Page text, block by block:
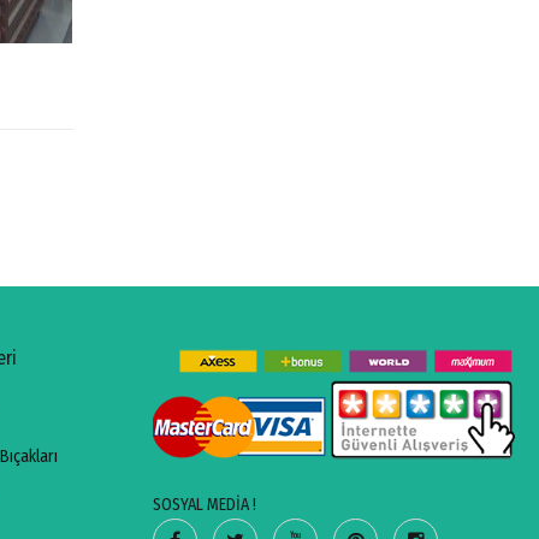
SOSYAL MEDİA !